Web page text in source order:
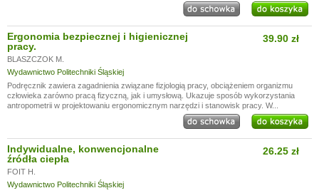
Ergonomia bezpiecznej i higienicznej
pracy.
BLASZCZOK M.
Wydawnictwo Politechniki Śląskiej
39.90 zł
Podręcznik zawiera zagadnienia związane fizjologią pracy, obciążeniem organizmu
człowieka zarówno pracą fizyczną, jak i umysłową. Ukazuje sposób wykorzystania
antropometrii w projektowaniu ergonomicznym narzędzi i stanowisk pracy. W...
Indywidualne, konwencjonalne
źródła ciepła
FOIT H.
Wydawnictwo Politechniki Śląskiej
26.25 zł